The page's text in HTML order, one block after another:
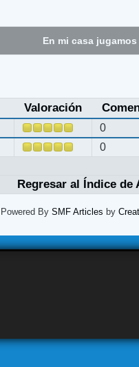
En mi casa
Valoración
0
0
Regresar al Índice de
Powered By SMF Articles by